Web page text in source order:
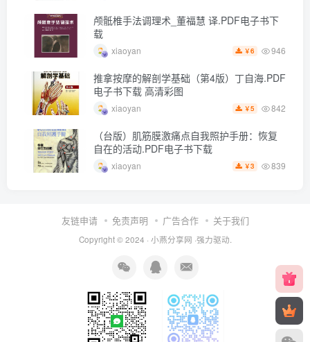
颅骶椎手法调理术_董福慧 译.PDF电子书下
载
xiaoyan ￥6 946
推拿按摩的解剖学基础（第4版）丁自海.PDF
电子书下载 高清彩图
xiaoyan ￥5 842
（台版）肌筋膜激痛点自我照护手册：恢复
自在的活动.PDF电子书下载
xiaoyan ￥3 839
友链申请 免责声明 广告合作 关于我们
Copyright © 2024 · 小燕分享网 ·强力驱动.